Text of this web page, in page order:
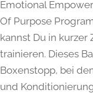
Emotional
Of Purpose
kannst Du in
trainieren. Dieses
Boxenstopp, bei
und